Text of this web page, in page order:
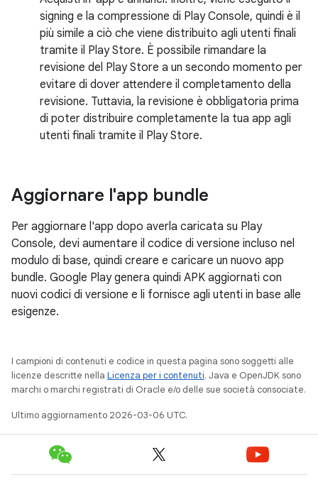
signing e la compressione di Play Console, quindi è il
più simile a ciò che viene distribuito agli utenti finali
tramite il Play Store. È possibile rimandare la
revisione del Play Store a un secondo momento per
evitare di dover attendere il completamento della
revisione. Tuttavia, la revisione è obbligatoria prima
di poter distribuire completamente la tua app agli
utenti finali tramite il Play Store.
Aggiornare l'app bundle
Per aggiornare l'app dopo averla caricata su Play
Console, devi aumentare il codice di versione incluso nel
modulo di base, quindi creare e caricare un nuovo app
bundle. Google Play genera quindi APK aggiornati con
nuovi codici di versione e li fornisce agli utenti in base alle
esigenze.
I campioni di contenuti e codice in questa pagina sono soggetti alle
licenze descritte nella Licenza per i contenuti. Java e OpenJDK sono
marchi o marchi registrati di Oracle e/o delle sue società consociate.
Ultimo aggiornamento 2026-03-06 UTC.